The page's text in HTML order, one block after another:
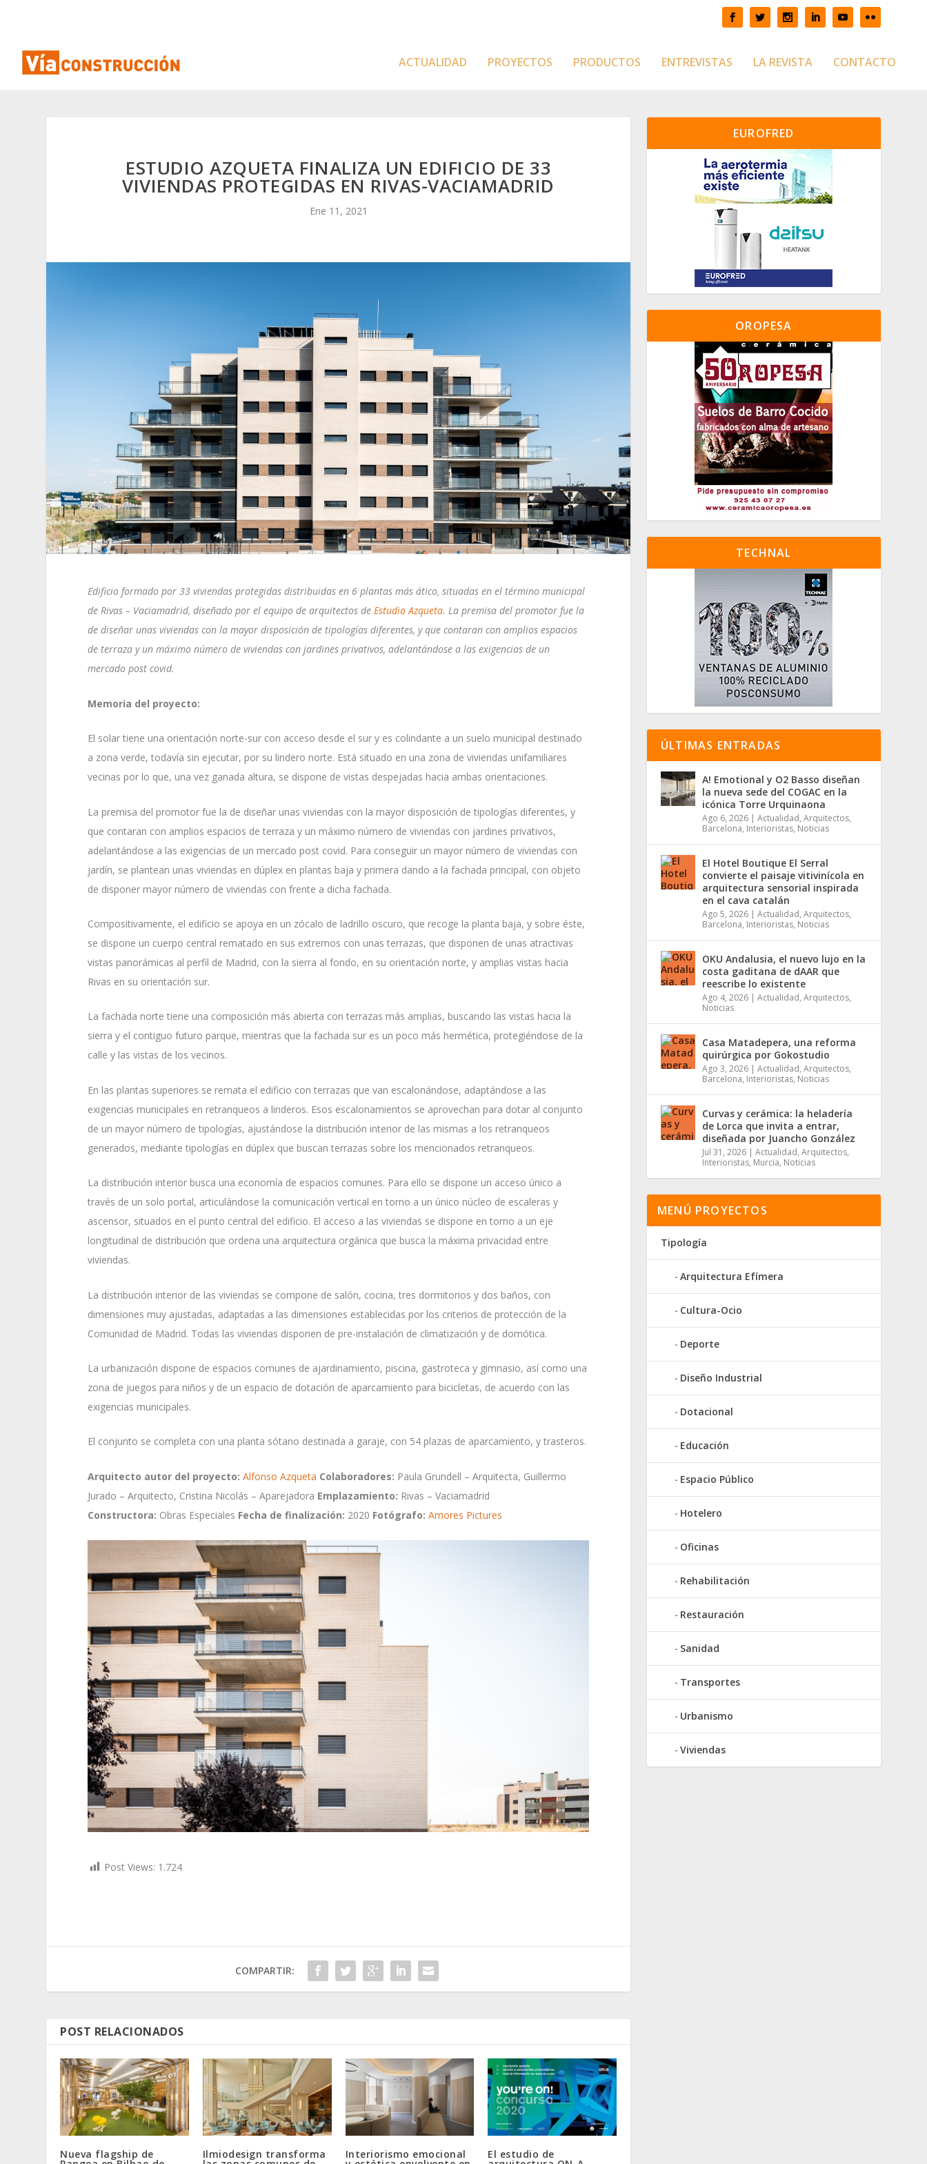
ACTUALIDAD PROYECTOS PRODUCTOS ENTREVISTAS LA REVISTA CONTACTO
ESTUDIO AZQUETA FINALIZA UN EDIFICIO DE 33
VIVIENDAS PROTEGIDAS EN RIVAS-VACIAMADRID
Ene 11, 2021
Edificio formado por 33 viviendas protegidas distribuidas en 6 plantas más ático, situadas en el término municipal
de Rivas – Vaciamadrid, diseñado por el equipo de arquitectos deEstudio Azqueta. La premisa del promotor fue la
de diseñar unas viviendas con la mayor disposición de tipologías diferentes, y que contaran con amplios espacios
de terraza y un máximo número de viviendas con jardines privativos, adelantándose a las exigencias de un
mercado post covid.
Memoria del proyecto:
El solar tiene una orientación norte-sur con acceso desde el sur y es colindante a un suelo municipal destinado
a zona verde, todavía sin ejecutar, por su lindero norte. Está situado en una zona de viviendas unifamiliares
vecinas por lo que, una vez ganada altura, se dispone de vistas despejadas hacia ambas orientaciones.
La premisa del promotor fue la de diseñar unas viviendas con la mayor disposición de tipologías diferentes, y
que contaran con amplios espacios de terraza y un máximo número de viviendas con jardines privativos,
adelantándose a las exigencias de un mercado post covid. Para conseguir un mayor número de viviendas con
jardín, se plantean unas viviendas en dúplex en plantas baja y primera dando a la fachada principal, con objeto
de disponer mayor número de viviendas con frente a dicha fachada.
Compositivamente, el edificio se apoya en un zócalo de ladrillo oscuro, que recoge la planta baja, y sobre éste,
se dispone un cuerpo central rematado en sus extremos con unas terrazas, que disponen de unas atractivas
vistas panorámicas al perfil de Madrid, con la sierra al fondo, en su orientación norte, y amplias vistas hacia
Rivas en su orientación sur.
La fachada norte tiene una composición más abierta con terrazas más amplias, buscando las vistas hacia la
sierra y el contiguo futuro parque, mientras que la fachada sur es un poco más hermética, protegiéndose de la
calle y las vistas de los vecinos.
En las plantas superiores se remata el edificio con terrazas que van escalonándose, adaptándose a las
exigencias municipales en retranqueos a linderos. Esos escalonamientos se aprovechan para dotar al conjunto
de un mayor número de tipologías, ajustándose la distribución interior de las mismas a los retranqueos
generados, mediante tipologías en dúplex que buscan terrazas sobre los mencionados retranqueos.
La distribución interior busca una economía de espacios comunes. Para ello se dispone un acceso único a
través de un solo portal, articulándose la comunicación vertical en torno a un único núcleo de escaleras y
ascensor, situados en el punto central del edificio. El acceso a las viviendas se dispone en torno a un eje
longitudinal de distribución que ordena una arquitectura orgánica que busca la máxima privacidad entre
viviendas.
La distribución interior de las viviendas se compone de salón, cocina, tres dormitorios y dos baños, con
dimensiones muy ajustadas, adaptadas a las dimensiones establecidas por los criterios de protección de la
Comunidad de Madrid. Todas las viviendas disponen de pre-instalación de climatización y de domótica.
La urbanización dispone de espacios comunes de ajardinamiento, piscina, gastroteca y gimnasio, así como una
zona de juegos para niños y de un espacio de dotación de aparcamiento para bicicletas, de acuerdo con las
exigencias municipales.
El conjunto se completa con una planta sótano destinada a garaje, con 54 plazas de aparcamiento, y trasteros.
Arquitecto autor del proyecto: Alfonso Azqueta Colaboradores: Paula Grundell – Arquitecta, Guillermo
Jurado – Arquitecto, Cristina Nicolás – Aparejadora Emplazamiento: Rivas – Vaciamadrid
Constructora: Obras Especiales Fecha de finalización: 2020 Fotógrafo: Amores Pictures
Post Views: 1.724
COMPARTIR:
POST RELACIONADOS
Nueva flagship de Ilmiodesign transforma Interiorismo emocional El estudio de
EUROFRED
OROPESA
TECHNAL
ÚLTIMAS ENTRADAS
A! Emotional y O2 Basso diseñan
la nueva sede del COGAC en la
icónica Torre Urquinaona
Ago 6, 2026 | Actualidad, Arquitectos,
Barcelona, Interioristas, Noticias
El Hotel Boutique El Serral
convierte el paisaje vitivinícola en
arquitectura sensorial inspirada
en el cava catalán
Ago 5, 2026 | Actualidad, Arquitectos,
Barcelona, Interioristas, Noticias
OKU Andalusia, el nuevo lujo en la
costa gaditana de dAAR que
reescribe lo existente
Ago 4, 2026 | Actualidad, Arquitectos,
Noticias
Casa Matadepera, una reforma
quirúrgica por Gokostudio
Ago 3, 2026 | Actualidad, Arquitectos,
Barcelona, Interioristas, Noticias
Curvas y cerámica: la heladería
de Lorca que invita a entrar,
diseñada por Juancho González
Jul 31, 2026 | Actualidad, Arquitectos,
Interioristas, Murcia, Noticias
MENÚ PROYECTOS
Tipología
Arquitectura Efímera
Cultura-Ocio
Deporte
Diseño Industrial
Dotacional
Educación
Espacio Público
Hotelero
Oficinas
Rehabilitación
Restauración
Sanidad
Transportes
Urbanismo
Viviendas